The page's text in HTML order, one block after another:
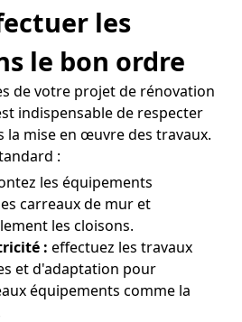
les
le bon ordre
de votre projet de rénovation
indispensable de respecter
la mise en œuvre des travaux.
:
les équipements
carreaux de mur et
les cloisons.
: effectuez les travaux
et d'adaptation pour
équipements comme la